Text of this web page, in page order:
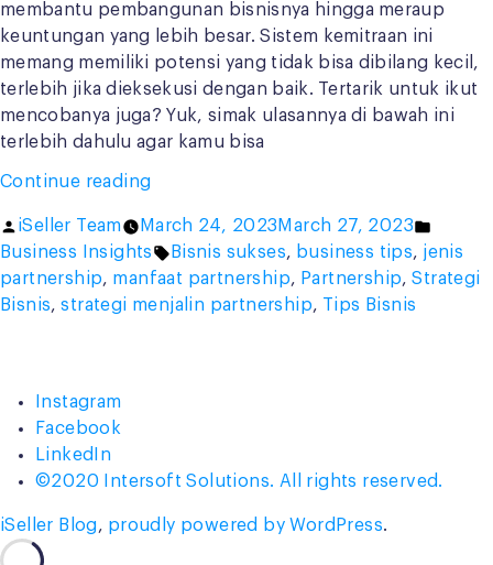
membantu pembangunan bisnisnya hingga meraup
keuntungan yang lebih besar. Sistem kemitraan ini
memang memiliki potensi yang tidak bisa dibilang kecil,
terlebih jika dieksekusi dengan baik. Tertarik untuk ikut
mencobanya juga? Yuk, simak ulasannya di bawah ini
terlebih dahulu agar kamu bisa
Continue reading“7
Menjalin
Partnership
Agar
Bisnis
Posted
by
iSeller Team March 24, 2023 March 27, 2023
in
Business Insights Tags:
Bisnis sukses, business tips, jenis
partnership, manfaat partnership, Partnership,Strategi
Bisnis,strategi menjalin partnership, Tips Bisnis
Instagram
Facebook
LinkedIn
©2020 Intersoft Solutions. All rights reserved.
iSeller Blog, proudly powered by WordPress.